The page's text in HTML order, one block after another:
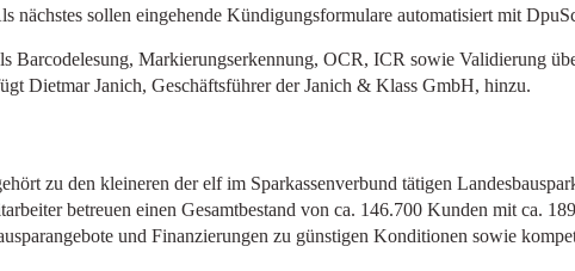
nächstes sollen eingehende Kündigungsformulare automatisiert mit
Barcodelesung, Markierungserkennung, OCR, ICR sowie Validierung
Dietmar Janich, Geschäftsführer der Janich & Klass GmbH, hinzu.
zu den kleineren der elf im Sparkassenverbund tätigen
betreuen einen Gesamtbestand von ca. 146.700 Kunden mit ca.
und Finanzierungen zu günstigen Konditionen sowie